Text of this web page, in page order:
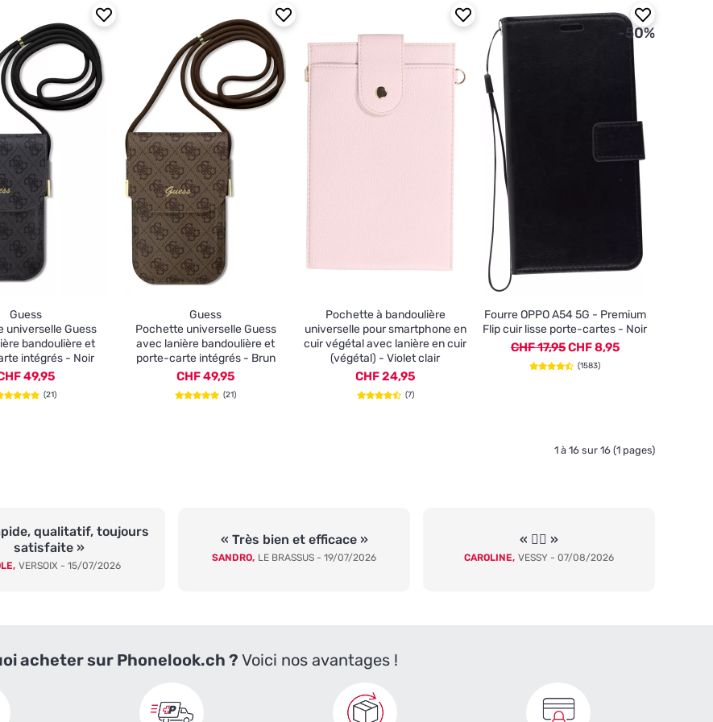
Guess
universelle Guess
bandoulière et
intégrés - Noir
49,95
(21)
Guess
Pochette universelle Guess
avec lanière bandoulière et
porte-carte intégrés - Brun
CHF 49,95
(21)
Pochette à bandoulière
universelle pour smartphone en
cuir végétal avec lanière en cuir
(végétal) - Violet clair
CHF 24,95
(7)
Fourre OPPO A54 5G - Premium
Flip cuir lisse porte-cartes - Noir
CHF 17,95CHF 8,95
(1583)
-50%
1 à 16 sur 16 (1 pages)
qualitatif, toujours
satisfaite »
VERSOIX - 15/07/2026
« Très bien et efficace »
SANDRO, LE BRASSUS - 19/07/2026
« 👍🏼 »
CAROLINE, VESSY - 07/08/2026
acheter sur Phonelook.ch ? Voici nos avantages !